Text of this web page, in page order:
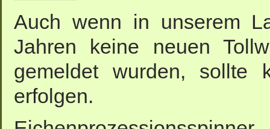
Auch wenn in unserem
Jahren keine neuen
gemeldet wurden, sollte
erfolgen.